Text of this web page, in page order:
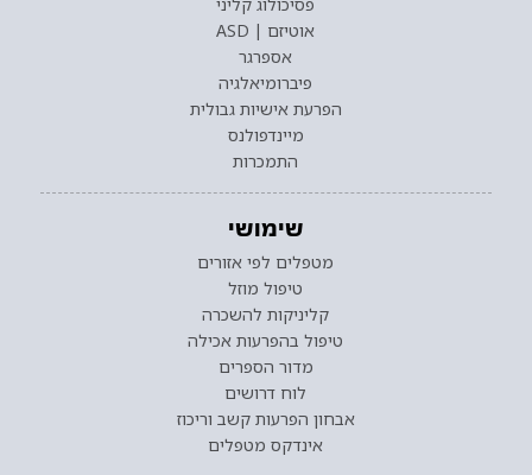
אוטיזם | ASD
אספרגר
פיברומיאלגיה
הפרעת אישיות גבולית
מיינדפולנס
התמכרות
שימושי
מטפלים לפי אזורים
טיפול מוזל
קליניקות להשכרה
טיפול בהפרעות אכילה
מדור הספרים
לוח דרושים
אבחון הפרעות קשב וריכוז
אינדקס מטפלים